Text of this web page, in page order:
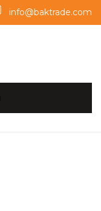
info@baktrade.com